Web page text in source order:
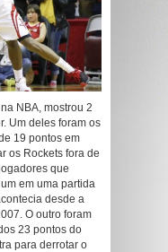
NBA, mostrou 2
Um deles foram os
19 pontos em
os Rockets fora de
que
em uma partida
desde a
O outro foram
23 pontos do
para derrotar o